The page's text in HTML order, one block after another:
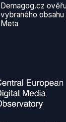
Demagog.cz
vybraného
Meta